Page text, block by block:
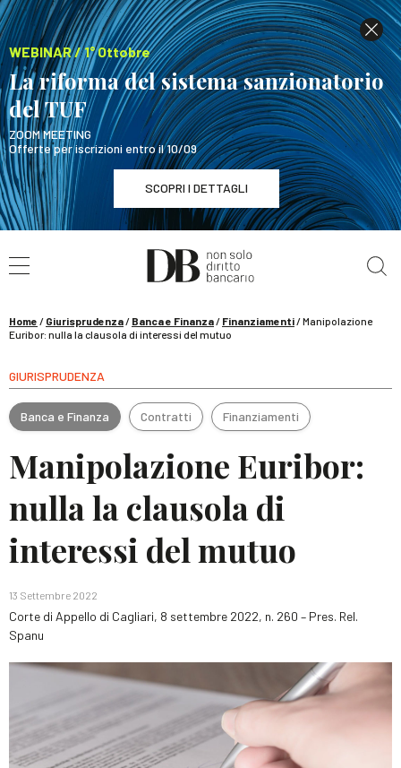
WEBINAR / 1° Ottobre
La riforma del sistema sanzionatorio
del TUF
ZOOM MEETING
Offerte per iscrizioni entro il 10/09
SCOPRI I DETTAGLI
WEBINAR / 1° Ottobre
La riforma del sistema sanzionatorio del TUF
Home / Giurisprudenza/ Banca e Finanza/ Finanziamenti/Manipolazione
Euribor: nulla la clausola di interessi del mutuo
GIURISPRUDENZA
Banca e Finanza Contratti Finanziamenti
Manipolazione Euribor:
nulla la clausola di
interessi del mutuo
13 Settembre 2022
Corte di Appello di Cagliari, 8 settembre 2022, n. 260 – Pres. Rel.
Spanu